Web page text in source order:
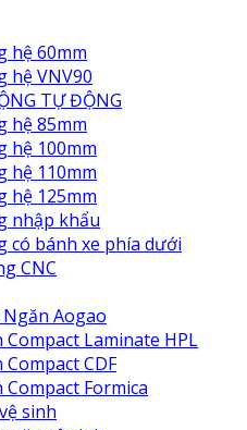
hệ 60mm
hệ VNV90
TỰ ĐỘNG
hệ 85mm
hệ 100mm
hệ 110mm
hệ 125mm
nhập khẩu
có bánh xe phía dưới
CNC
Ngăn Aogao
Compact Laminate HPL
CDF
Formica
sinh